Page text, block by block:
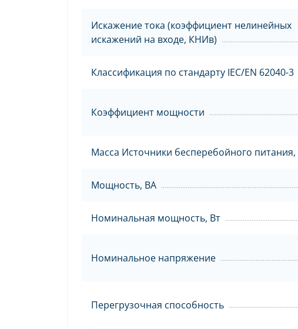
Искажение тока (коэффициент нелинейных
искажений на входе, КНИв)
Классификация по стандарту IEC/EN 62040-3
Коэффициент мощности
Масса Источники бесперебойного питания,
Мощность, ВА
Номинальная мощность, Вт
Номинальное напряжение
Перегрузочная способность